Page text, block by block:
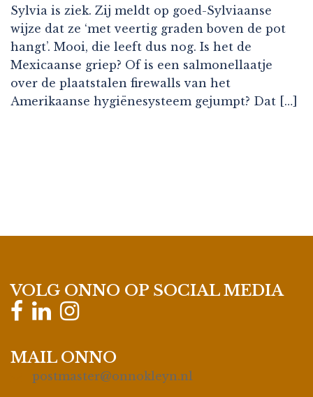
Sylvia is ziek. Zij meldt op goed-Sylviaanse
wijze dat ze ‘met veertig graden boven de pot
hangt’. Mooi, die leeft dus nog. Is het de
Mexicaanse griep? Of is een salmonellaatje
over de plaatstalen firewalls van het
Amerikaanse hygiënesysteem gejumpt? Dat […]
VOLG ONNO OP SOCIAL MEDIA
MAIL ONNO
postmaster@onnokleyn.nl